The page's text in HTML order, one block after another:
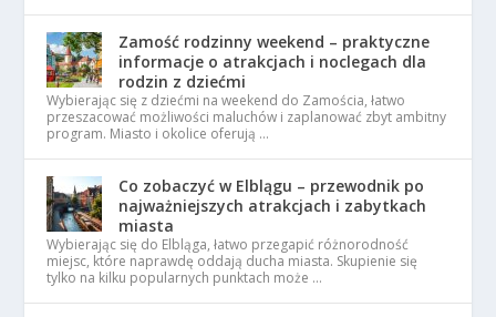
Zamość rodzinny weekend – praktyczne
informacje o atrakcjach i noclegach dla
rodzin z dziećmi
Wybierając się z dziećmi na weekend do Zamościa, łatwo
przeszacować możliwości maluchów i zaplanować zbyt ambitny
program. Miasto i okolice oferują …
Co zobaczyć w Elblągu – przewodnik po
najważniejszych atrakcjach i zabytkach
miasta
Wybierając się do Elbląga, łatwo przegapić różnorodność
miejsc, które naprawdę oddają ducha miasta. Skupienie się
tylko na kilku popularnych punktach może …